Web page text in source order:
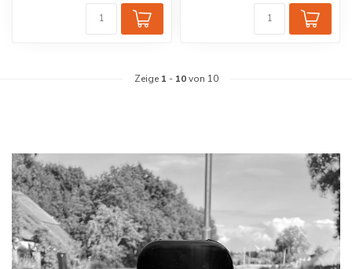
Zeige 1 - 10von 10